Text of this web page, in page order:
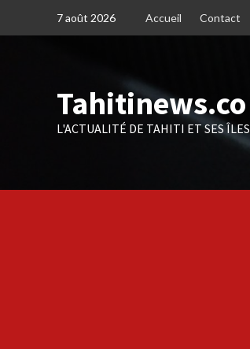
7 août 2026 Accueil Contact
Tahitinews.co
L'ACTUALITÉ DE TAHITI ET SES ÎLES